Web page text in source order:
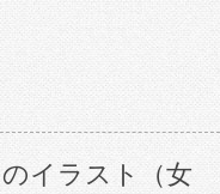
イラスト（女